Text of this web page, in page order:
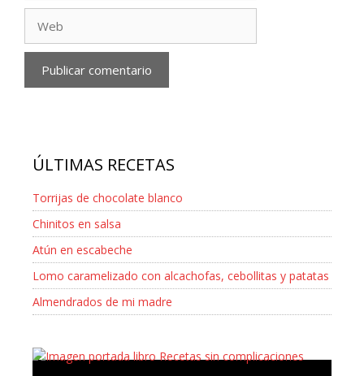
ÚLTIMAS RECETAS
Torrijas de chocolate blanco
Chinitos en salsa
Atún en escabeche
Lomo caramelizado con alcachofas, cebollitas y patatas
Almendrados de mi madre